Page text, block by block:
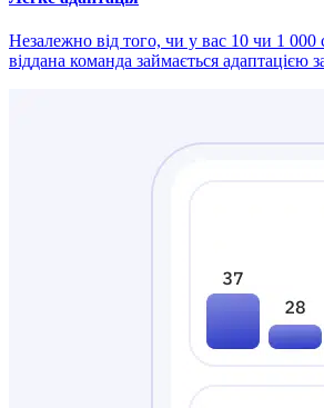
Незалежно від того, чи у вас 10 чи 1 000
віддана команда займається адаптацією